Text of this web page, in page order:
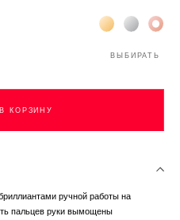
Жёлтое золото
Белое
ВЫБИРАТЬ
КОРЗИНУ
КОРЗИНУ
ручной работы на
пальцев руки вымощены